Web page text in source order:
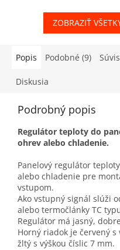
ZOBRAZIŤ
Popis Podobné (9)
Diskusia
Podrobný popis
Regulátor teploty do
ohrev alebo chladenie.
Panelový regulátor
alebo chladenie pre
vstupom.
Ako vstupný signál slúži
alebo termočlánky TC typu
Regulátor má jasný,
Horný riadok je červený
žltý s výškou číslic 7 mm.